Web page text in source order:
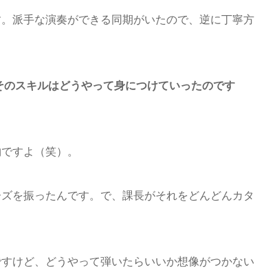
派手な演奏ができる同期がいたので、逆に丁寧方
スキルはどうやって身につけていったのです
すよ（笑）。
を振ったんです。で、課長がそれをどんどんカタ
けど、どうやって弾いたらいいか想像がつかない